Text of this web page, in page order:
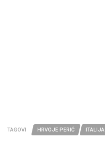
TAGOVI HRVOJE PERIĆ ITALIJA